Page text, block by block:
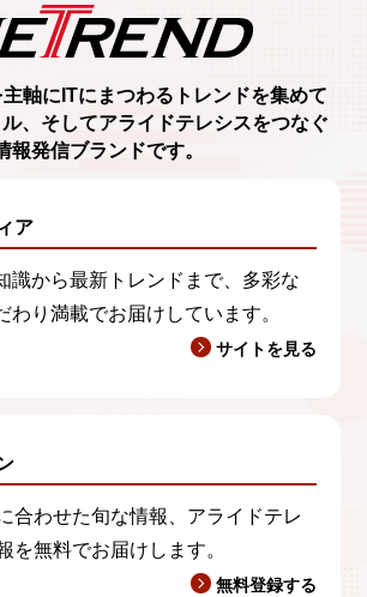
軸に ITにまつわるトレンドを集めて
、 そしてアライドテレシスをつなぐ
報発信ブランドです。
ア
識から最新トレンドまで、多彩な
わり満載でお届けしています。
サイトを見る
合わせた旬な情報、アライドテレ
を無料でお届けします。
無料登録する